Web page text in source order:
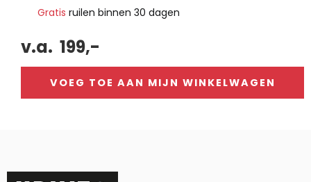
Gratis ruilen binnen 30 dagen
v.a. 199,-
VOEG TOE AAN MIJN WINKELWAGEN